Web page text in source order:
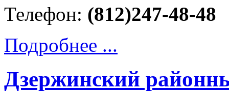
Телефон: (812)247-48-48
Подробнее ...
Дзержинский